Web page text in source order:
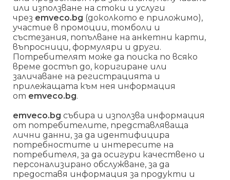
или използване на стоки и услуги
чрез emveco.bg (доколкото е приложимо),
участие в промоции, томболи и
състезания, попълване на анкетни карти,
въпросници, формуляри и други.
Потребителят може да поиска по всяко
време достъп до, коригиране или
заличаване на регистрацията и
прилежащата към нея информация
от emveco.bg.
emveco.bg събира и използва информация
от потребителите, представляваща
лични данни, за да идентифицира
потребностите и интересите на
потребителя, за да осигури качествено и
персонализирано обслужване, за да
предоставя информация за продукти и